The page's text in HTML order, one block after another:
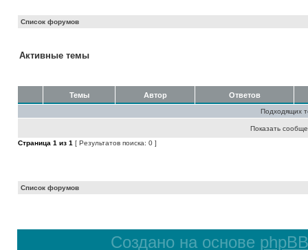
Список форумов
Активные темы
Темы Автор Ответов
Подходящих
Показать
Страница 1 из 1 [ Результатов поиска: 0 ]
Список форумов
Создано на основе phpBB